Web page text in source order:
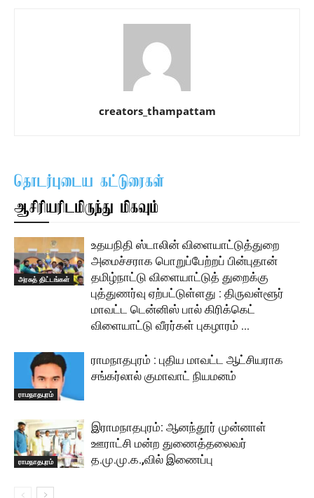
creators_thampattam
தொடர்புடைய கட்டுரைகள்
ஆசிரியரிடமிருந்து மிகவும்
அரசுத் திட்டங்கள்
உதயநிதி ஸ்டாலின் விளையாட்டுத்துறை
அமைச்சராக பொறுப்பேற்றப் பின்புதான்
தமிழ்நாட்டு விளையாட்டுத் துறைக்கு
புத்துணர்வு ஏற்பட்டுள்ளது : திருவள்ளூர்
மாவட்ட டென்னிஸ் பால் கிரிக்கெட்
விளையாட்டு வீரர்கள் புகழாரம் …
ராமநாதபுரம்
ராமநாதபுரம் : புதிய மாவட்ட ஆட்சியராக
சங்கர்லால் குமாவாட் நியமனம்
ராமநாதபுரம்
இராமநாதபுரம்: ஆனந்தூர் முன்னாள்
ஊராட்சி மன்ற துணைத்தலைவர்
த.மு.மு.க.,வில் இணைப்பு